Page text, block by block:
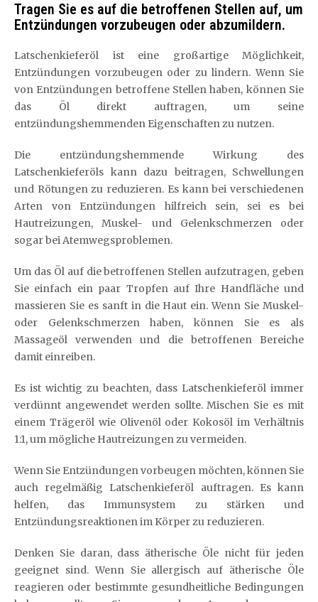
Tragen Sie es auf die betroffenen Stellen auf, um
Entzündungen vorzubeugen oder abzumildern.
Latschenkieferöl ist eine großartige Möglichkeit,
Entzündungen vorzubeugen oder zu lindern. Wenn Sie
von Entzündungen betroffene Stellen haben, können Sie
das Öl direkt auftragen, um seine
entzündungshemmenden Eigenschaften zu nutzen.
Die entzündungshemmende Wirkung des
Latschenkieferöls kann dazu beitragen, Schwellungen
und Rötungen zu reduzieren. Es kann bei verschiedenen
Arten von Entzündungen hilfreich sein, sei es bei
Hautreizungen, Muskel- und Gelenkschmerzen oder
sogar bei Atemwegsproblemen.
Um das Öl auf die betroffenen Stellen aufzutragen, geben
Sie einfach ein paar Tropfen auf Ihre Handfläche und
massieren Sie es sanft in die Haut ein. Wenn Sie Muskel-
oder Gelenkschmerzen haben, können Sie es als
Massageöl verwenden und die betroffenen Bereiche
damit einreiben.
Es ist wichtig zu beachten, dass Latschenkieferöl immer
verdünnt angewendet werden sollte. Mischen Sie es mit
einem Trägeröl wie Olivenöl oder Kokosöl im Verhältnis
1:1, um mögliche Hautreizungen zu vermeiden.
Wenn Sie Entzündungen vorbeugen möchten, können Sie
auch regelmäßig Latschenkieferöl auftragen. Es kann
helfen, das Immunsystem zu stärken und
Entzündungsreaktionen im Körper zu reduzieren.
Denken Sie daran, dass ätherische Öle nicht für jeden
geeignet sind. Wenn Sie allergisch auf ätherische Öle
reagieren oder bestimmte gesundheitliche Bedingungen